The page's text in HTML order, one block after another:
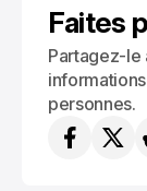
Faites
Partagez-le
personnes.